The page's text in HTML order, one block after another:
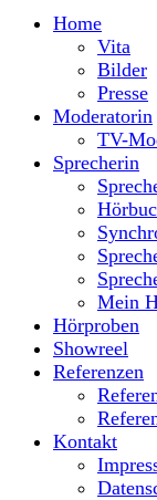
Nina-
Home
Vita
Bilder
Presse
Moderatorin
TV-
Sprecherin
Mein
Hörproben
Showreel
Referenzen
Kontakt